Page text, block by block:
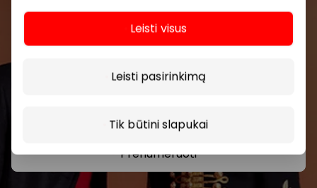
Leisti visus
Leisti pasirinkimą
Tik būtini slapukai
Pirmieji sužinokite apie geriausius pasiūlymus,
renginius ir naujausią informaciją iš AKROPOLIS
prekybos centro.
Prenumeruoti
Daugiau